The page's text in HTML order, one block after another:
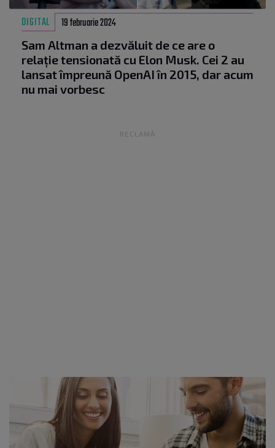
DIGITAL 19 februarie 2024
Sam Altman a dezvăluit de ce are o
relație tensionată cu Elon Musk. Cei 2 au
lansat împreună OpenAI în 2015, dar acum
nu mai vorbesc
RECLAMĂ